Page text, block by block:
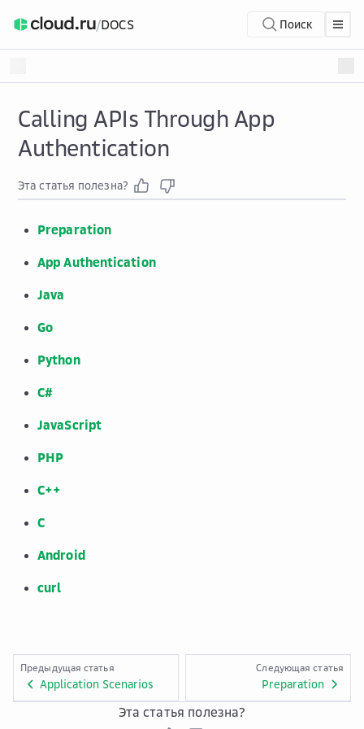
/DOCS Поиск
Calling APIs Through App
Authentication
Эта статья полезна?
Preparation
App Authentication
Java
Go
Python
C#
JavaScript
PHP
C++
C
Android
curl
Предыдущая статья
Application Scenarios
Следующая статья
Preparation
Эта статья полезна?